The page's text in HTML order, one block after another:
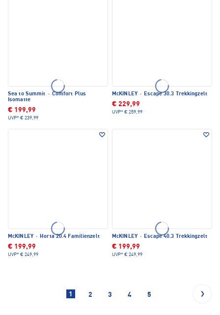
Sea to Summit · Comfort Plus
Isomatte
€ 199,99
UVP* € 239,99
McKINLEY · Escape 30.3 Trekkingzelt
€ 229,99
UVP* € 259,99
McKINLEY · Horta 20.4 Familienzelt
€ 199,99
UVP* € 249,99
McKINLEY · Escape 40.3 Trekkingzelt
€ 199,99
UVP* € 249,99
1 2 3 4 5